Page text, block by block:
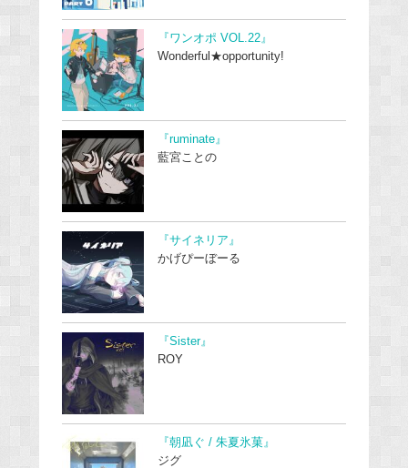
『ワンオポ VOL.22』
Wonderful★opportunity!
『ruminate』
藍宮ことの
『サイネリア』
かげぴーぼーる
『Sister』
ROY
『朝凪ぐ / 朱夏氷菓』
ジグ